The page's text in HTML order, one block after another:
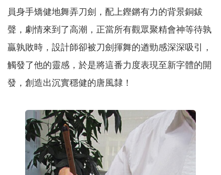
員身手矯健地舞弄刀劍，配上鏗鏘有力的背景銅鈸
聲，劇情來到了高潮，正當所有觀眾聚精會神等待孰
贏孰敗時，設計師卻被刀劍揮舞的遒勁感深深吸引，
觸發了他的靈感，於是將這番力度表現至新字體的開
發，創造出沉實穩健的唐風隸！